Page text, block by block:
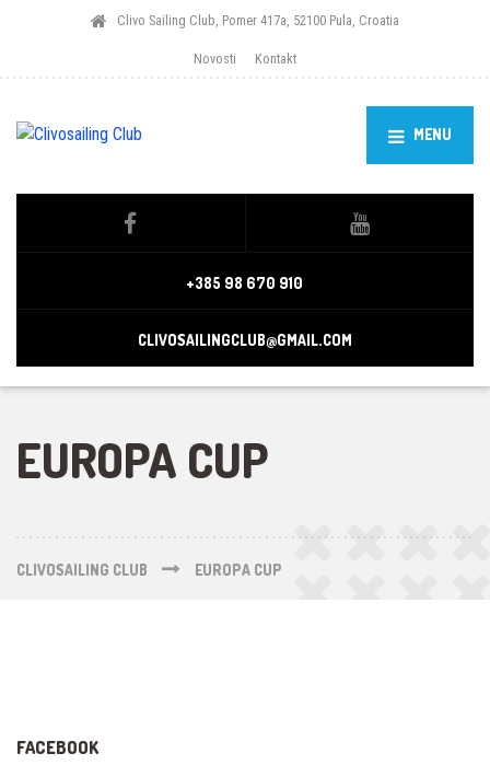
Clivo Sailing Club, Pomer 417a, 52100 Pula, Croatia
Novosti Kontakt
MENU
+385 98 670 910
CLIVOSAILINGCLUB@GMAIL.COM
EUROPA CUP
CLIVOSAILING CLUB EUROPA CUP
FACEBOOK